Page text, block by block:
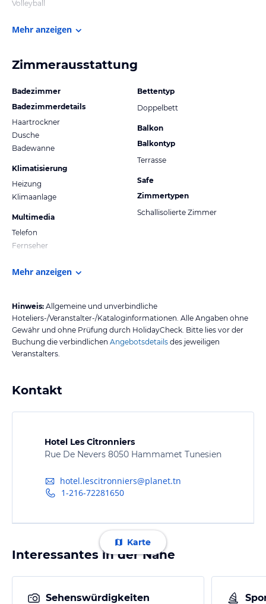
Volleyball
Mehr anzeigen
Zimmerausstattung
Badezimmer
Badezimmerdetails
Haartrockner
Dusche
Badewanne
Klimatisierung
Heizung
Klimaanlage
Multimedia
Telefon
Fernseher
Bettentyp
Doppelbett
Balkon
Balkontyp
Terrasse
Safe
Zimmertypen
Schallisolierte Zimmer
Mehr anzeigen
Hinweis: Allgemeine und unverbindliche
Hoteliers-/Veranstalter-/Kataloginformationen. Alle Angaben ohne
Gewähr und ohne Prüfung durch HolidayCheck. Bitte lies vor der
Buchung die verbindlichen Angebotsdetails des jeweiligen
Veranstalters.
Kontakt
Hotel Les Citronniers
Rue De Nevers 8050 Hammamet Tunesien
hotel.lescitronniers@planet.tn
1-216-72281650
Karte
Interessantes in der Nähe
Sehenswürdigkeiten